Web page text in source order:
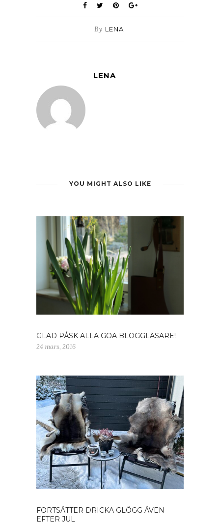
By LENA
LENA
YOU MIGHT ALSO LIKE
GLAD PÅSK ALLA GOA BLOGGLÄSARE!
24 mars, 2016
FORTSÄTTER DRICKA GLÖGG ÄVEN
EFTER JUL